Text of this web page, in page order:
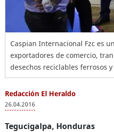
Caspian Internacional Fzc es
exportadores de comercio,
desechos reciclables ferrosos
Redacción El Heraldo
26.04.2016
Tegucigalpa, Honduras